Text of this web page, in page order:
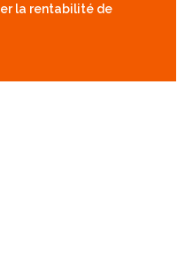
la rentabilité de